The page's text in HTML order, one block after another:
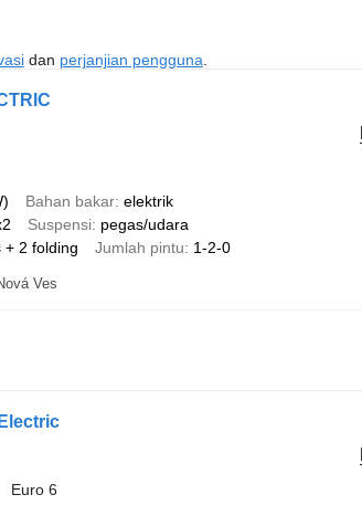
dan perjanjian pengguna
Bahan bakar elektrik
Suspensi pegas/udara
+ 2 folding Jumlah pintu 1-2-0
Ves
Euro 6